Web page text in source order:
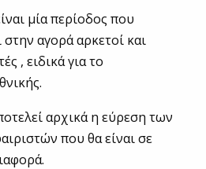
μία περίοδος που
αγορά αρκετοί και
, ειδικά για το
αρχικά η εύρεση των
που θα είναι σε